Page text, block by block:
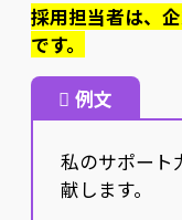
採用担当者は、
です。
例文
私のサポート
献します。